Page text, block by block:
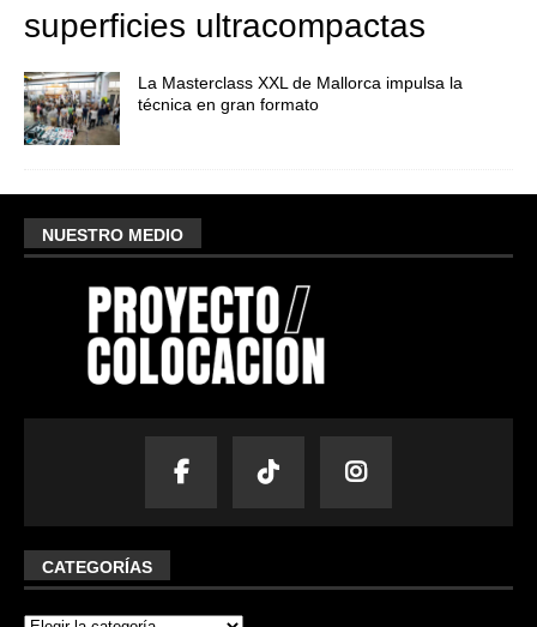
superficies ultracompactas
La Masterclass XXL de Mallorca impulsa la
técnica en gran formato
NUESTRO MEDIO
CATEGORÍAS